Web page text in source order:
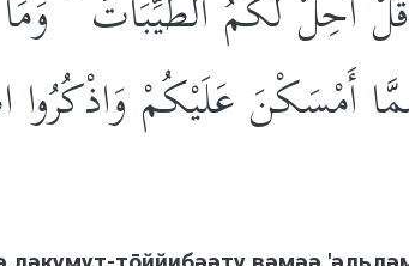
أَمْسَكْنَ عَلَيْكُمْ وَاذْكُرُوا